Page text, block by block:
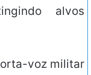
alvos
voz militar